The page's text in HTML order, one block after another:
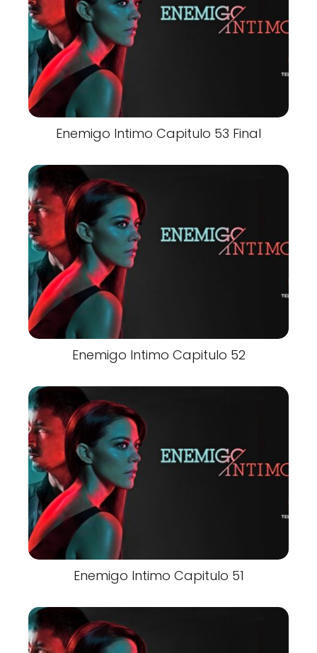
Enemigo Intimo Capitulo 53 Final
Enemigo Intimo Capitulo 52
Enemigo Intimo Capitulo 51